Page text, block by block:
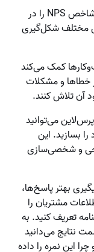
بسیاری از سازمان‌های موفق در حال حاضر، شاخص NPS را در
مختلف شکل‌گیری
کمک می‌کند
خطاها و مشکلات
آن تلاش کنند.
می‌توانید
بسازید. این
و شخصی‌سازی
بهتر پاسخ‌ها،
مشتریان را
تعریف کنید. به
نتایج می‌دانید
این نمره را داده